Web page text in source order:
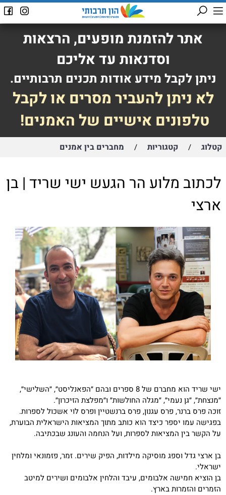
אתר להזמנת מופעים, הרצאות
וסדנאות עד אליכם
ניתן לקבל מידע אודות תכנים תרבותיים.
לא ניתן להעביר מסרים או לקבל
טלפונים אישיים של האמנים!
קטלוג / קטגוריות / מחברים בין אמנים
לכתוב מלוע הר הגעש ישי שריד | בן
ארצי
ישי שריד הוא מחברם של 8 ספרים ובהם ״הפאנליסט״, ״השלישי״,
״מנצחת״, ״גן נעמי״, ״מגלה החולשות״ ו״מפלצת הזיכרון״.
זוכה פרס ברנר, פרס עגנון, פרס ברנשטיין ופרס לוי אשכול לספרות.
בפגישה עמו יספר כיצד הוא כותב מתוך המציאות הישראלית הבוערת,
על הקשר בין המציאות לספרות, ועל הנחמה והעונג שבכתיבה.
בן ארצי גדל וספג מוסיקה מילדות, הפיק שירים. זמר, פזמונאי ומלחין
ישראלי.
בן הוציא חמישה אלבומים, עיבד והלחין אלבומים ושירים למיטב
הזמרים והזמרות בארץ.